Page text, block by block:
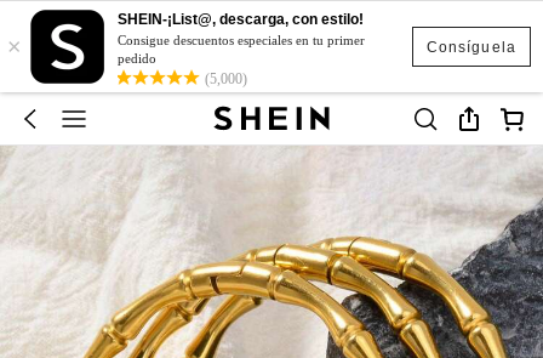
Consíguela
×
SHEIN-¡List@, descarga, con estilo!
Consigue descuentos especiales en tu primer
pedido
(5,000)